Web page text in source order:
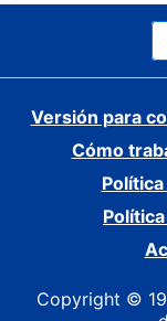
Versión para
Cómo
Copyright ©